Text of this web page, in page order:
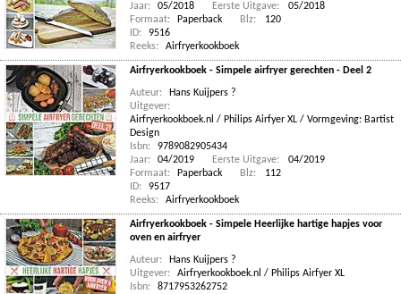
Jaar:
05/2018 Eerste Uitgave:
05/2018
Formaat:
Paperback Blz:
120
ID:
9516
Reeks:
Airfryerkookboek
Airfryerkookboek - Simpele airfryer gerechten - Deel 2
Auteur:
Hans Kuijpers ?
Uitgever:
Airfryerkookboek.nl / Philips Airfyer XL / Vormgeving: Bartist
Design
Isbn:
9789082905434
Jaar:
04/2019 Eerste Uitgave:
04/2019
Formaat:
Paperback Blz:
112
ID:
9517
Reeks:
Airfryerkookboek
Airfryerkookboek - Simpele Heerlijke hartige hapjes voor
oven en airfryer
Auteur:
Hans Kuijpers ?
Uitgever:
Airfryerkookboek.nl / Philips Airfyer XL
Isbn:
8717953262752